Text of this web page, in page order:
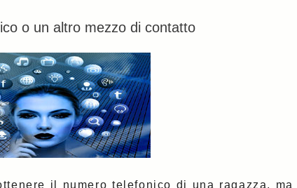
o un altro mezzo di contatto
il numero telefonico di una ragazza, ma